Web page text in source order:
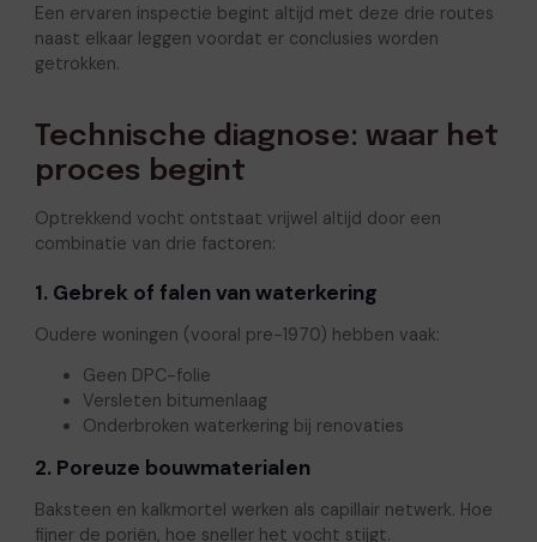
Een ervaren inspectie begint altijd met deze drie routes
naast elkaar leggen voordat er conclusies worden
getrokken.
Technische diagnose: waar het
proces begint
Optrekkend vocht ontstaat vrijwel altijd door een
combinatie van drie factoren:
1. Gebrek of falen van waterkering
Oudere woningen (vooral pre-1970) hebben vaak:
Geen DPC-folie
Versleten bitumenlaag
Onderbroken waterkering bij renovaties
2. Poreuze bouwmaterialen
Baksteen en kalkmortel werken als capillair netwerk. Hoe
fijner de poriën, hoe sneller het vocht stijgt.